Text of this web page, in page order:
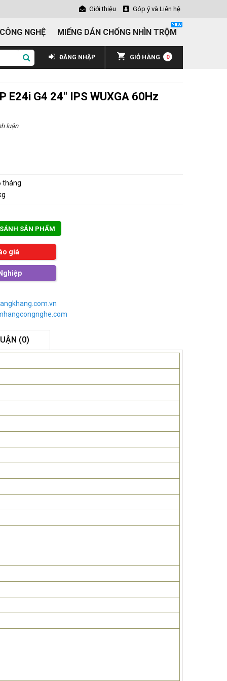
Giới thiệu Góp ý và Liên hệ
NGHỆ MIẾNG DÁN CHỐNG NHÌN TRỘM
GIỎ HÀNG 0
ĐĂNG NHẬP
E24i G4 24" IPS WUXGA 60Hz
luận
tháng
SẢN PHẨM
giá
(0)